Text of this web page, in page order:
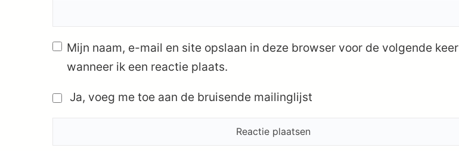
Mijn naam, e-mail en site opslaan in deze browser voor de volgende keer
wanneer ik een reactie plaats.
Ja, voeg me toe aan de bruisende mailinglijst